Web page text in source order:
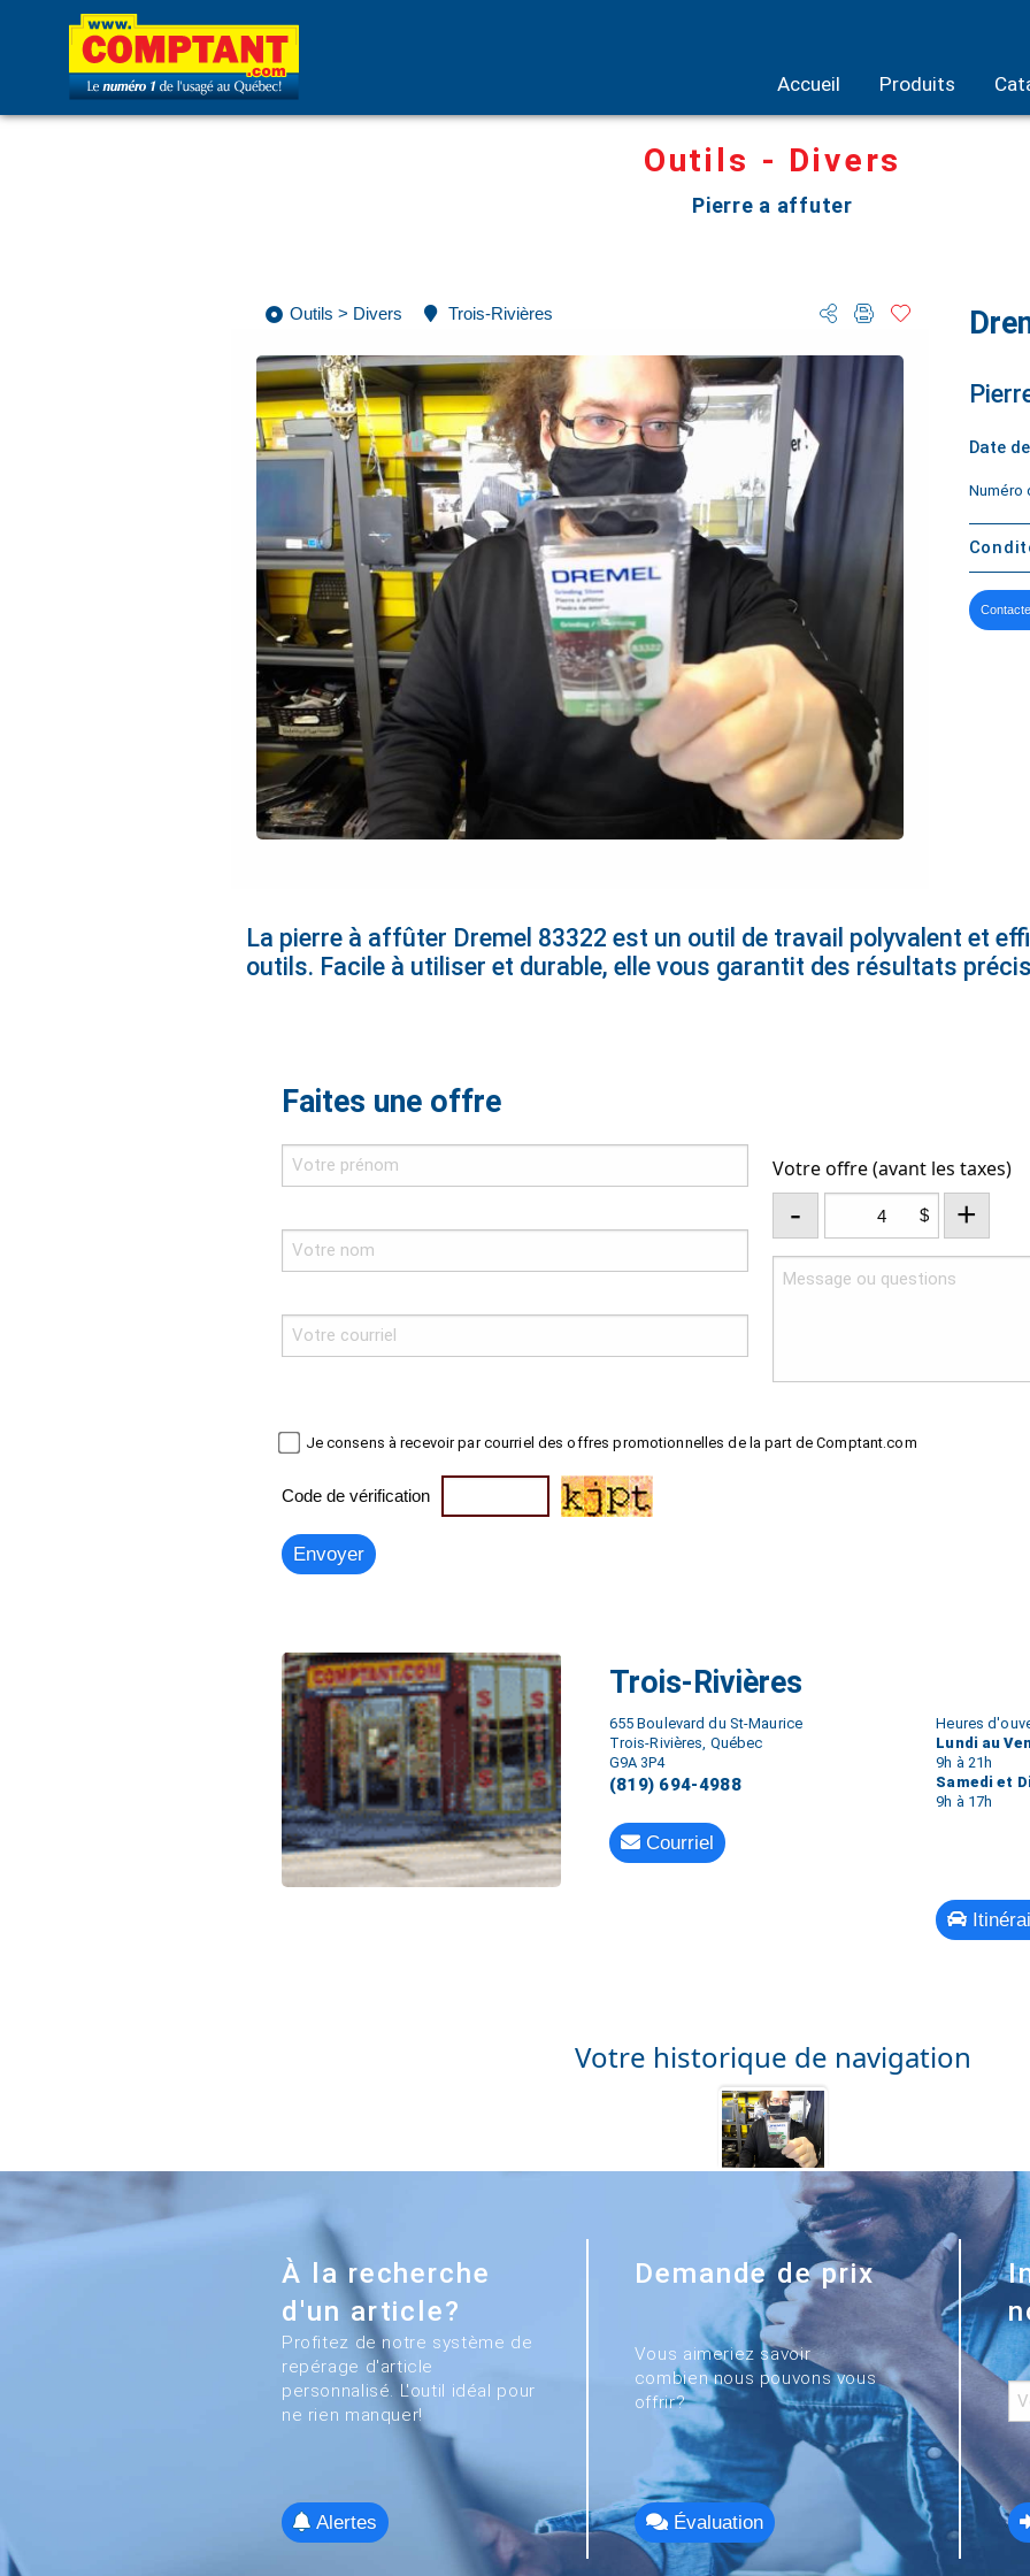
Accueil Produits
Outils - Divers
Pierre a affuter
Outils > Divers Trois-Rivières
Date
Numéro
La pierre à affûter Dremel 83322 est un outil de travail polyvalent et
outils. Facile à utiliser et durable, elle vous garantit des résultats
Faites une offre
Votre offre (avant les taxes)
- $ +
Je consens à recevoir par courriel des offres promotionnelles de la part de Comptant.com
Code de vérification
Trois-Rivières
655 Boulevard du St-Maurice
Trois-Rivières, Québec
G9A 3P4
(819) 694-4988
Courriel
Heures
Lundi au
9h à 21h
Samedi et
9h à 17h
Votre historique de navigation
À la recherche
d'un article?
Profitez de notre système de
repérage d'article
personnalisé. L'outil idéal pour
ne rien manquer!
Alertes
Demande de prix
Vous aimeriez savoir
combien nous pouvons vous
offrir?
Évaluation